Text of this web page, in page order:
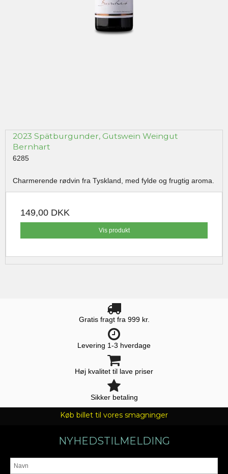
2023 Spätburgunder, Gutswein Weingut
Bernhart
6285
Charmerende rødvin fra Tyskland, med fylde og frugtig aroma.
149,00 DKK
Vis produkt
Gratis fragt fra 999 kr.
Levering 1-3 hverdage
Høj kvalitet til lave priser
Sikker betaling
Køb billet til vores smagninger
NYHEDSTILMELDING